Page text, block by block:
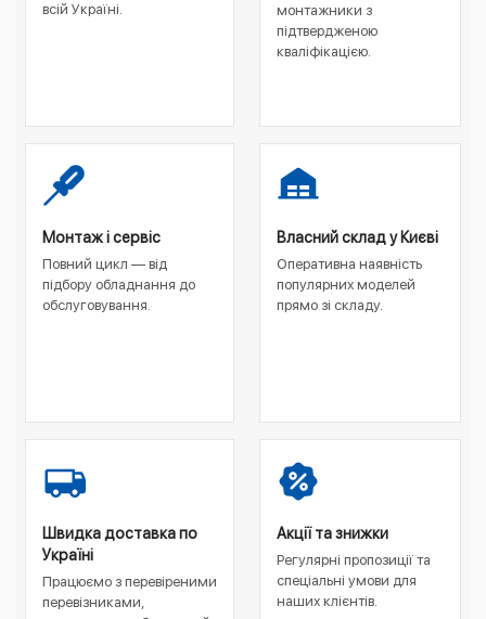
всій Україні.
монтажники з
підтвердженою
кваліфікацією.
Монтаж і сервіс
Повний цикл — від
підбору обладнання до
обслуговування.
Власний склад у Києві
Оперативна наявність
популярних моделей
прямо зі складу.
Швидка доставка по
Україні
Працюємо з перевіреними
перевізниками,
Акції та знижки
Регулярні пропозиції та
спеціальні умови для
наших клієнтів.